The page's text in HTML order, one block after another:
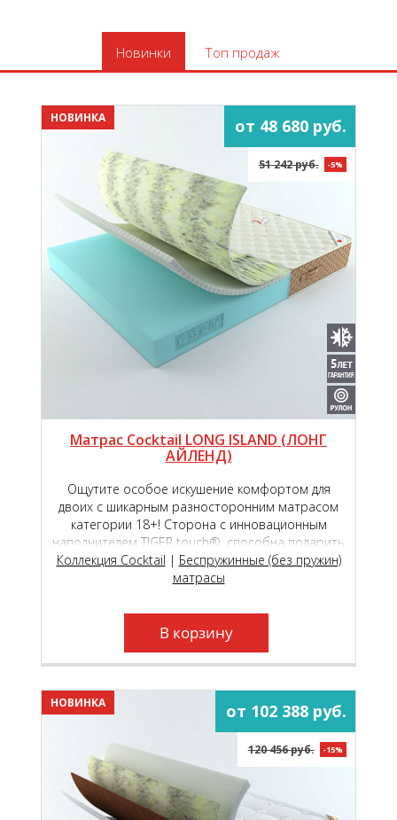
Новинки Топ продаж
НОВИНКА от 48 680 руб.
51 242 руб. -5%
Матрас Cocktail LONG ISLAND (ЛОНГ
АЙЛЕНД)
Ощутите особое искушение комфортом для
двоих с шикарным разносторонним матрасом
категории 18+! Сторона с инновационным
наполнителем TIGER touch®, способна подарить
чувство исключительной комфортности,
обеспечивая вашу пару непревзойдённым
Коллекция Cocktail | Беспружинные (без пружин)
матрасы
В корзину
НОВИНКА от 102 388 руб.
120 456 руб. -15%